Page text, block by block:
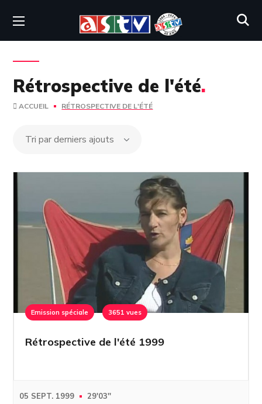
Rétrospective de l'été.
ACCUEIL RÉTROSPECTIVE DE L'ÉTÉ
Emission spéciale 3651 vues
Rétrospective de l'été 1999
05 SEPT. 1999 29'03''